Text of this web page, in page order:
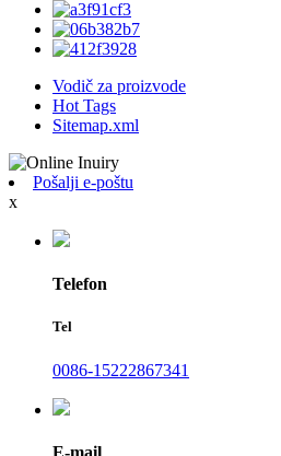
Vodič za proizvode
Hot Tags
Sitemap.xml
Pošalji e-poštu
x
Telefon
Tel
0086-15222867341
E-mail